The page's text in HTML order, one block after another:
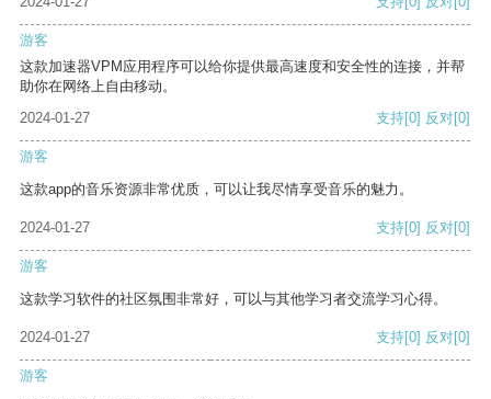
游客
这款加速器VPM应用程序可以给你提供最高速度和安全性的连接，并帮
助你在网络上自由移动。
2024-01-27
支持[0] 反对[0]
游客
这款app的音乐资源非常优质，可以让我尽情享受音乐的魅力。
2024-01-27 支持[0] 反对[0]
游客
这款学习软件的社区氛围非常好，可以与其他学习者交流学习心得。
2024-01-27 支持[0] 反对[0]
游客